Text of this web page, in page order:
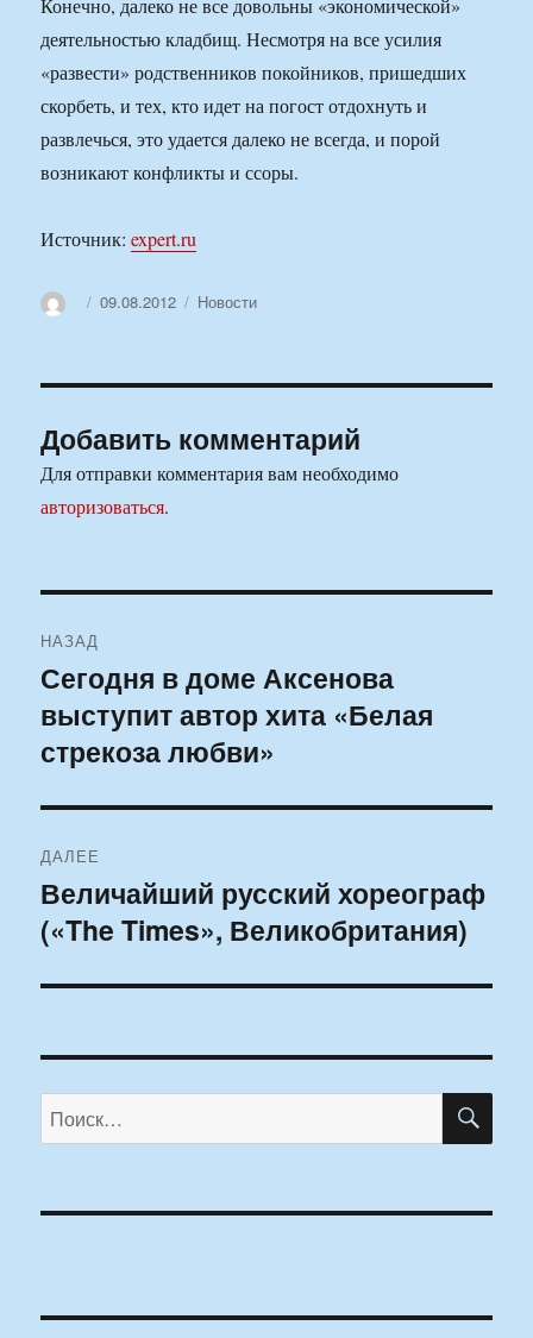
Конечно, далеко не все довольны «экономической»
деятельностью кладбищ. Несмотря на все усилия
«развести» родственников покойников, пришедших
скорбеть, и тех, кто идет на погост отдохнуть и
развлечься, это удается далеко не всегда, и порой
возникают конфликты и ссоры.
Источник:expert.ru
АвторОпубликовано
09.08.2012 Рубрики
Новости
Добавить комментарий
Для отправки комментария вам необходимо
авторизоваться.
по
записям
НАЗАД
Предыдущая
запись:
Сегодня в доме Аксенова
выступит автор хита «Белая
стрекоза любви»
ДАЛЕЕ
Следующая
запись:
Величайший русский хореограф
(«The Times», Великобритания)
Искать: